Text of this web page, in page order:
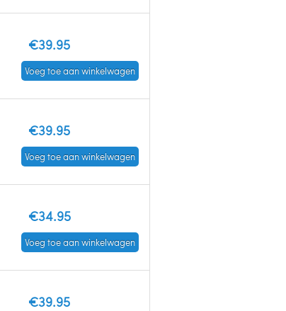
€39.95
Voeg toe aan winkelwagen
€39.95
Voeg toe aan winkelwagen
€34.95
Voeg toe aan winkelwagen
€39.95